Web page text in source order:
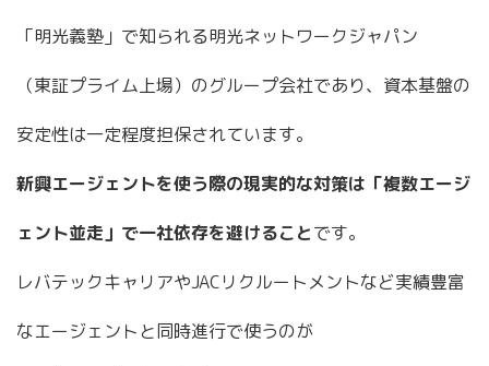
「明光義塾」で知られる明光ネットワークジャパン
（東証プライム上場）のグループ会社であり、資本基盤の
安定性は一定程度担保されています。
新興エージェントを使う際の現実的な対策は「複数エージ
ェント並走」で一社依存を避けることです。
レバテックキャリアやJACリクルートメントなど実績豊富
なエージェントと同時進行で使うのが